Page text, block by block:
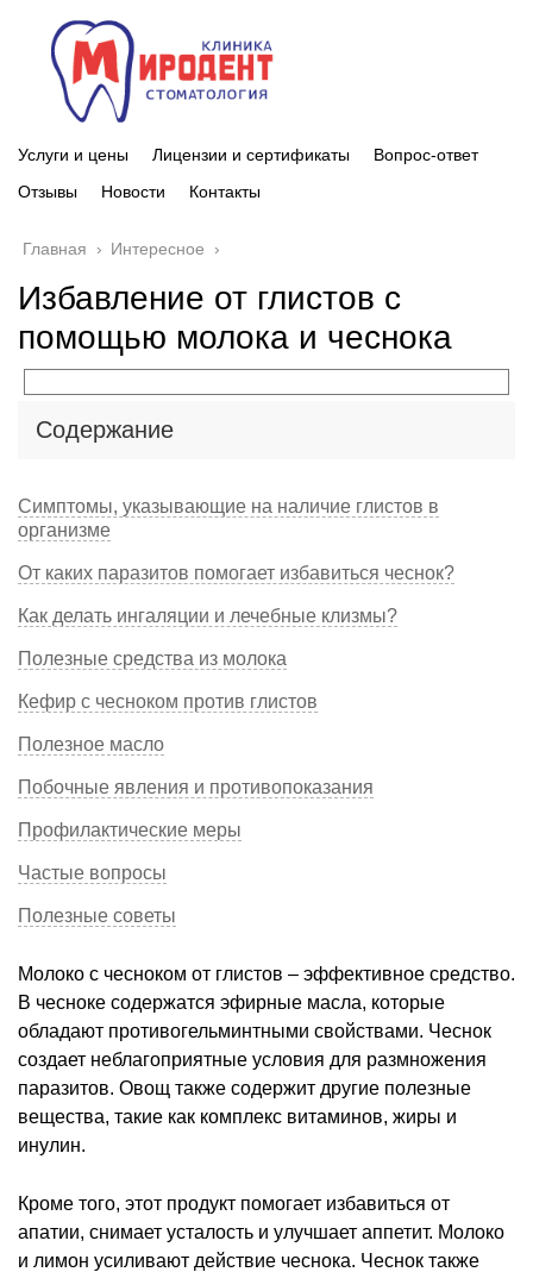
Услуги и цены Лицензии и сертификаты
Вопрос-ответ
Отзывы
Новости Контакты
Главная › Интересное ›
Избавление от глистов с
помощью молока и чеснока
Содержание
Симптомы, указывающие на наличие глистов в
организме
От каких паразитов помогает избавиться чеснок?
Как делать ингаляции и лечебные клизмы?
Полезные средства из молока
Кефир с чесноком против глистов
Полезное масло
Побочные явления и противопоказания
Профилактические меры
Частые вопросы
Полезные советы
Молоко с чесноком от глистов – эффективное средство.
В чесноке содержатся эфирные масла, которые
обладают противогельминтными свойствами. Чеснок
создает неблагоприятные условия для размножения
паразитов. Овощ также содержит другие полезные
вещества, такие как комплекс витаминов, жиры и
инулин.
Кроме того, этот продукт помогает избавиться от
апатии, снимает усталость и улучшает аппетит. Молоко
и лимон усиливают действие чеснока. Чеснок также